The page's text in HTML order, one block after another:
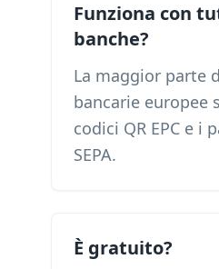
Funziona con
banche?
La maggior parte
bancarie europee
codici QR EPC e i
SEPA.
È gratuito?